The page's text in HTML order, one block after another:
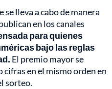
lleva a cabo de manera
en los canales
para quienes
bajo las reglas
El premio mayor se
en el mismo orden en
sorteo.